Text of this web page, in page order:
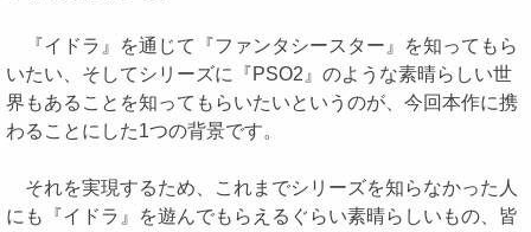
『イドラ』を通じて『ファンタシースター』を知ってもら
いたい、そしてシリーズに『PSO2』のような素晴らしい世
界もあることを知ってもらいたいというのが、今回本作に携
わることにした1つの背景です。
それを実現するため、これまでシリーズを知らなかった人
にも『イドラ』を遊んでもらえるぐらい素晴らしいもの、皆